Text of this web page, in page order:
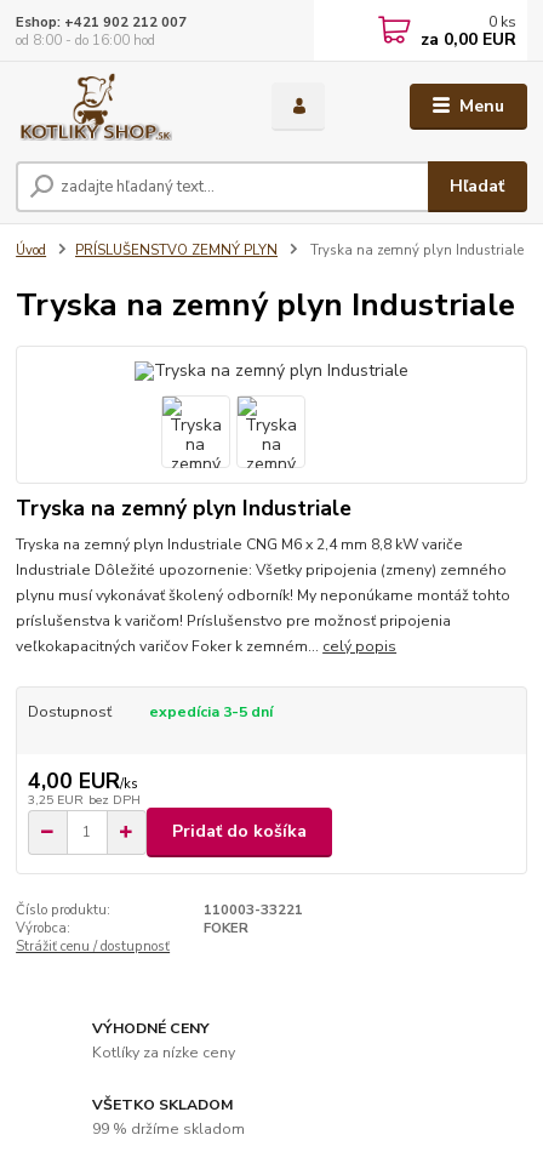
Menu
Hľadať
Eshop: +421 902 212 007
od 8:00 - do 16:00 hod
0 ks
za 0,00 EUR
Úvod PRÍSLUŠENSTVO ZEMNÝ PLYN Tryska na zemný plyn Industriale
Tryska na zemný plyn Industriale
Tryska na zemný plyn Industriale
Tryska na zemný plyn Industriale CNG M6 x 2,4 mm 8,8 kW variče
Industriale Dôležité upozornenie: Všetky pripojenia (zmeny) zemného
plynu musí vykonávať školený odborník! My neponúkame montáž tohto
príslušenstva k varičom! Príslušenstvo pre možnosť pripojenia
veľkokapacitných varičov Foker k zemném... celý popis
Dostupnosť expedícia 3-5 dní
4,00 EUR/ks
3,25 EUR bez DPH
Pridať do košíka
Číslo produktu:
110003-33221
Výrobca:
FOKER
Strážiť cenu / dostupnosť
VÝHODNÉ CENY
Kotlíky za nízke ceny
VŠETKO SKLADOM
99 % držíme skladom